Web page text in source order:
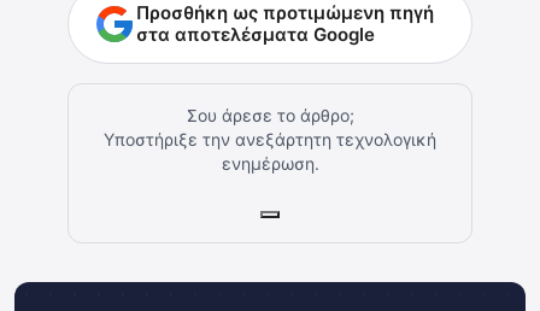
Προσθήκη ως προτιμώμενη πηγή
στα αποτελέσματα Google
Σου άρεσε το άρθρο;
Υποστήριξε την ανεξάρτητη τεχνολογική
ενημέρωση.